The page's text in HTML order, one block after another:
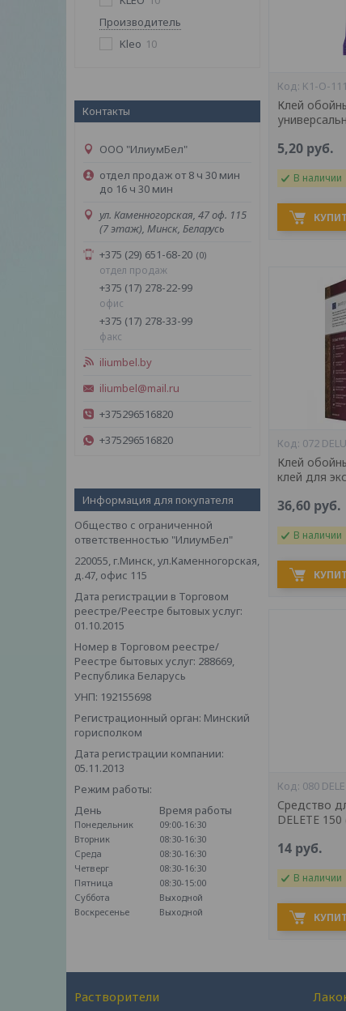
Производитель
Kleo 10
Контакты
ООО "ИлиумБел"
отдел продаж от 8 ч 30 мин
до 16 ч 30 мин
ул. Каменногорская, 47 оф. 115
(7 этаж), Минск, Беларусь
+375 (29) 651-68-20 0
отдел продаж
+375 (17) 278-22-99
офис
+375 (17) 278-33-99
факс
iliumbel.by
iliumbel@mail.ru
+375296516820
+375296516820
Информация для покупателя
Общество с ограниченной
ответственностью "ИлиумБел"
220055, г.Минск, ул.Каменногорская,
д.47, офис 115
Дата регистрации в Торговом
реестре/Реестре бытовых услуг:
01.10.2015
Номер в Торговом реестре/
Реестре бытовых услуг: 288669,
Республика Беларусь
УНП: 192155698
Регистрационный орган: Минский
горисполком
Дата регистрации компании:
05.11.2013
Режим работы:
День
Время работы
Понедельник
09:00-16:30
Вторник
08:30-16:30
Среда
08:30-16:30
Четверг
08:30-16:30
Пятница
08:30-15:00
Суббота
Выходной
Воскресенье
Выходной
K1-O-
Клей
5,20 руб.
В наличии
072
Клей
клей для
36,60 руб.
В наличии
080
Средство
DELETE
14 руб.
В наличии
Растворители